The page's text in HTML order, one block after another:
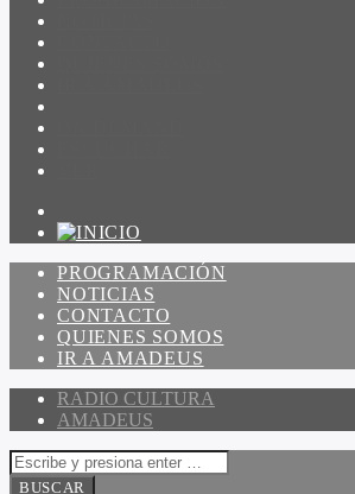
PROGRAMACIÓN
NOTICIAS
CONTACTO
QUIENES SOMOS
IR A AMADEUS
RADIO CULTURA
AMADEUS